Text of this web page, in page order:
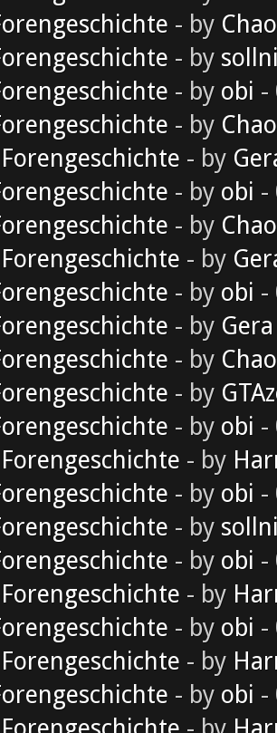
- by
- by
- by obi -
- by
Forengeschichte - by
- by obi -
- by
Forengeschichte - by
- by obi -
- by Gera
- by
- by
- by obi -
Forengeschichte - by
- by obi -
- by
- by obi -
Forengeschichte - by
- by obi -
Forengeschichte - by
- by obi -